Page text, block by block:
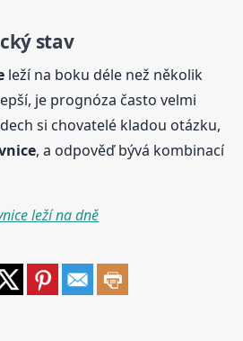
stav
leží na boku déle než několik
je prognóza často velmi
si chovatelé kladou otázku,
, a odpověď bývá kombinací
leží na dně